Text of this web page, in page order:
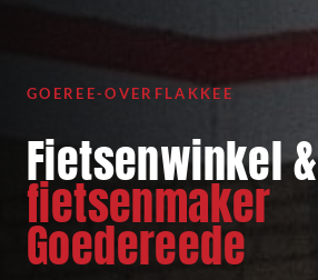
GOEREE-OVERFLAKKEE
Fietsenwinkel &
fietsenmaker
Goedereede